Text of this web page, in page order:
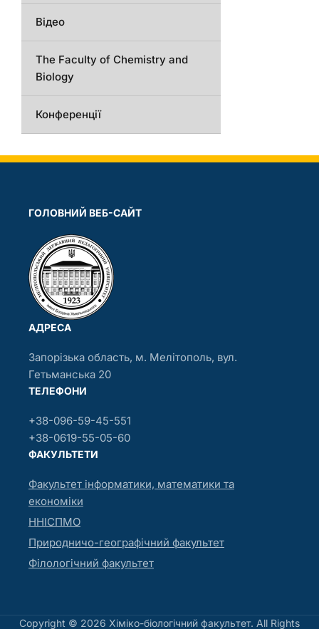
Відео
The Faculty of Chemistry and
Biology
Конференції
ГОЛОВНИЙ ВЕБ-САЙТ
АДРЕСА
Запорізька область, м. Мелітополь, вул.
Гетьманська 20
ТЕЛЕФОНИ
+38-096-59-45-551
+38-0619-55-05-60
ФАКУЛЬТЕТИ
Факультет інформатики, математики та
економіки
ННІСПМО
Природничо-географічний факультет
Філологічний факультет
Copyright © 2026 Хіміко-біологічний факультет. All Rights